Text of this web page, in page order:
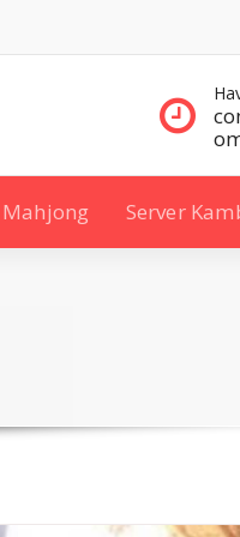
Mahjong Server